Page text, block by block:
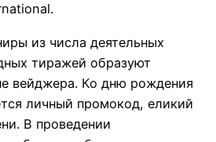
из числа деятельных
тиражей образуют
вейджера. Ко дню рождения
личный промокод, еликий
В проведении